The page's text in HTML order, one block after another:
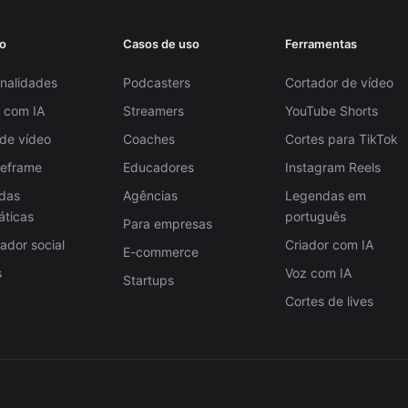
IA
vídeo
social
Casos de uso
Podcasters
Streamers
Coaches
Educadores
Agências
Para empresas
E-commerce
Startups
Ferramentas
Cortador de vídeo
YouTube Shorts
Cortes para TikTok
Instagram Reels
Legendas em
português
Criador com IA
Voz com IA
Cortes de lives